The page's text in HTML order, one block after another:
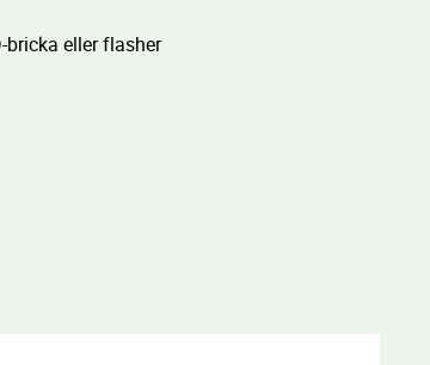
eller flasher